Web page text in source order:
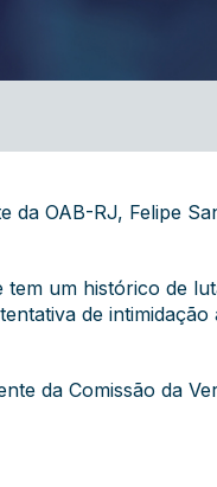
OAB-RJ, Felipe
um histórico de
de
da Comissão da